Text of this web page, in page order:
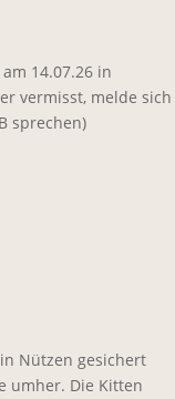
14.07.26 in
vermisst, melde sich
sprechen)
Nützen gesichert
umher. Die Kitten